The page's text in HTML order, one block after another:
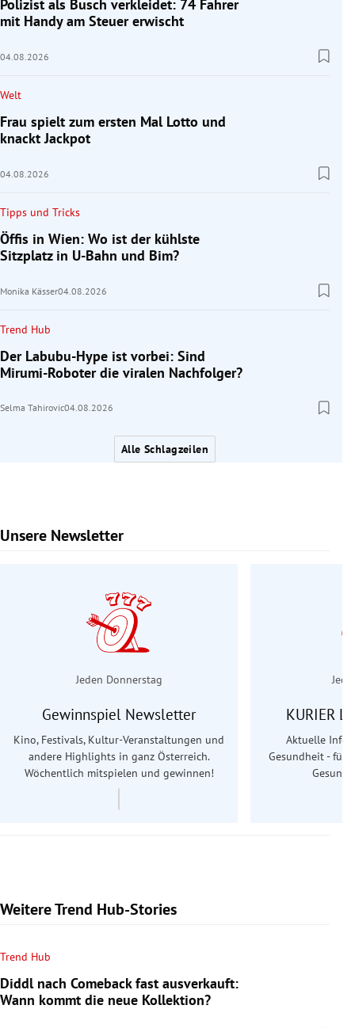
Polizist als Busch verkleidet: 74 Fahrer
mit Handy am Steuer erwischt
04.08.2026
Welt
Frau spielt zum ersten Mal Lotto und
knackt Jackpot
04.08.2026
Tipps und Tricks
Öffis in Wien: Wo ist der kühlste
Sitzplatz in U-Bahn und Bim?
Monika Kässer04.08.2026
Trend Hub
Der Labubu-Hype ist vorbei: Sind
Mirumi-Roboter die viralen Nachfolger?
Selma Tahirovic04.08.2026
Alle Schlagzeilen
Unsere Newsletter
Slide 1 von 6
Jeden Donnerstag
Gewinnspiel Newsletter
Kino, Festivals, Kultur-Veranstaltungen und
andere Highlights in ganz Österreich.
Wöchentlich mitspielen und gewinnen!
KURIER
Aktuelle
Gesundheit - für
Weitere Trend Hub-Stories
Trend Hub
Diddl nach Comeback fast ausverkauft:
Wann kommt die neue Kollektion?